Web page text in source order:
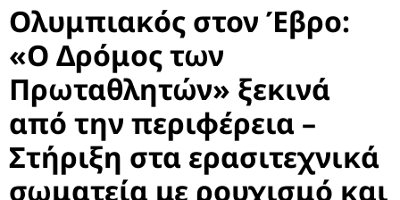
Ολυμπιακός στον Έβρο:
«Ο Δρόμος των
Πρωταθλητών» ξεκινά
από την περιφέρεια –
Στήριξη στα ερασιτεχνικά
σωματεία με ρουχισμό και